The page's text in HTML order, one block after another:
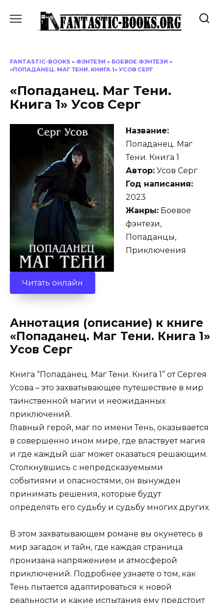
содержанию
FANTASTIC-BOOKS » ФЭНТЕЗИ » БОЕВОЕ ФЭНТЕЗИ »
«ПОПАДАНЕЦ. МАГ ТЕНИ. КНИГА 1» УСОВ СЕРГ
«Попаданец. Маг Тени.
Книга 1» Усов Серг
Название:
Попаданец. Маг
Тени. Книга 1
Автор: Усов Серг
Год написания:
2023
Жанры: Боевое
фэнтези,
Попаданцы,
Приключения
Читать онлайн
Аннотация (описание) к книге
«Попаданец. Маг Тени. Книга 1»
Усов Серг
Книга “Попаданец. Маг Тени. Книга 1” от Сергея
Усова – это захватывающее путешествие в мир
таинственной магии и неожиданных
приключений.
Главный герой, маг по имени Тень, оказывается
в совершенно ином мире, где властвует магия
и где каждый шаг может оказаться решающим.
Столкнувшись с непредсказуемыми
событиями и опасностями, он вынужден
принимать решения, которые будут
определять его судьбу и судьбу многих других.
В этом захватывающем романе вы окунетесь в
мир загадок и тайн, где каждая страница
пронизана напряжением и атмосферой
приключений. Подробнее узнаете о том, как
Тень пытается адаптироваться к новой
реальности и какие испытания ему предстоит